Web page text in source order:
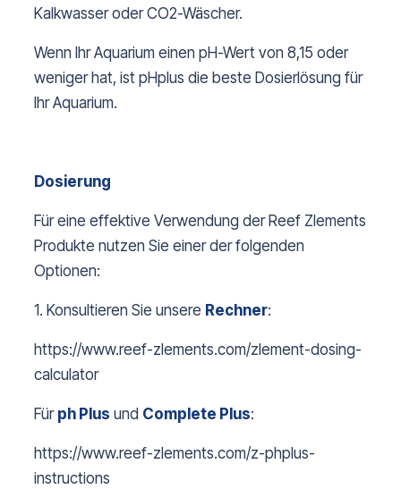
Kalkwasser oder CO2-Wäscher.
Wenn Ihr Aquarium einen pH-Wert von 8,15 oder
weniger hat, ist pHplus die beste Dosierlösung für
Ihr Aquarium.
Dosierung
Für eine effektive Verwendung der Reef Zlements
Produkte nutzen Sie einer der folgenden
Optionen:
1. Konsultieren Sie unsere Rechner:
https://www.reef-zlements.com/zlement-dosing-
calculator
Für ph Plus und Complete Plus:
https://www.reef-zlements.com/z-phplus-
instructions